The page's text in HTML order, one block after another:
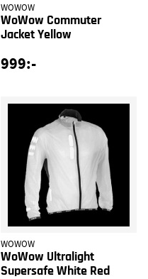
WOWOW
WoWow Commuter
Jacket Yellow
999:-
WOWOW
WoWow Ultralight
Supersafe White Red